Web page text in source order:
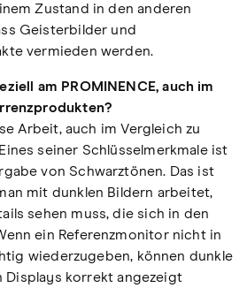
Zustand in den anderen
Geisterbilder und
vermieden werden.
am PROMINENCE, auch im
Arbeit, auch im Vergleich zu
seiner Schlüsselmerkmale ist
von Schwarztönen. Das ist
mit dunklen Bildern arbeitet,
sehen muss, die sich in den
ein Referenzmonitor nicht in
wiederzugeben, können dunkle
Displays korrekt angezeigt